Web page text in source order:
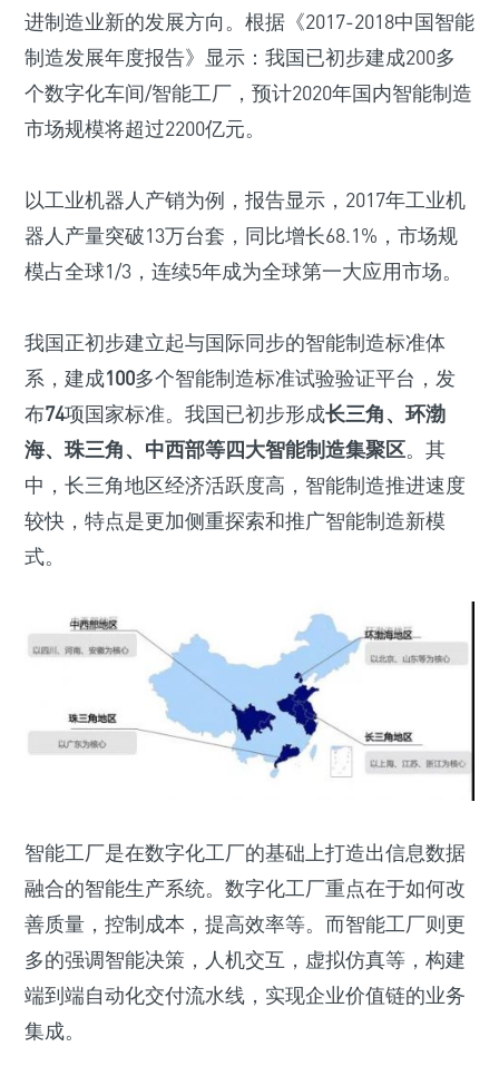
进制造业新的发展方向。根据《2017-2018中国智能
制造发展年度报告》显示：我国已初步建成200多
个数字化车间/智能工厂，预计2020年国内智能制造
市场规模将超过2200亿元。
以工业机器人产销为例，报告显示，2017年工业机
器人产量突破13万台套，同比增长68.1%，市场规
模占全球1/3，连续5年成为全球第一大应用市场。
我国正初步建立起与国际同步的智能制造标准体
系，建成100多个智能制造标准试验验证平台，发
布74项国家标准。我国已初步形成长三角、环渤
海、珠三角、中西部等四大智能制造集聚区。其
中，长三角地区经济活跃度高，智能制造推进速度
较快，特点是更加侧重探索和推广智能制造新模
式。
智能工厂是在数字化工厂的基础上打造出信息数据
融合的智能生产系统。数字化工厂重点在于如何改
善质量，控制成本，提高效率等。而智能工厂则更
多的强调智能决策，人机交互，虚拟仿真等，构建
端到端自动化交付流水线，实现企业价值链的业务
集成。